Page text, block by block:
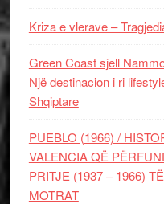
Kriza e vlerave –
Green Coast sjell
Një destinacion i ri
Shqiptare
PUEBLO (1966) /
VALENCIA QË
PRITJE (1937 – 1966)
MOTRAT